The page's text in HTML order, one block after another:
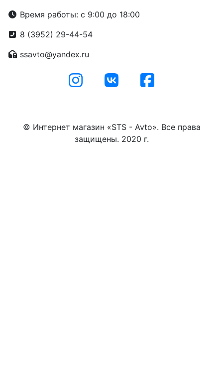
Время работы: с 9:00 до 18:00
8 (3952) 29-44-54
ssavto@yandex.ru
© Интернет магазин «STS - Avto». Все права
защищены. 2020 г.